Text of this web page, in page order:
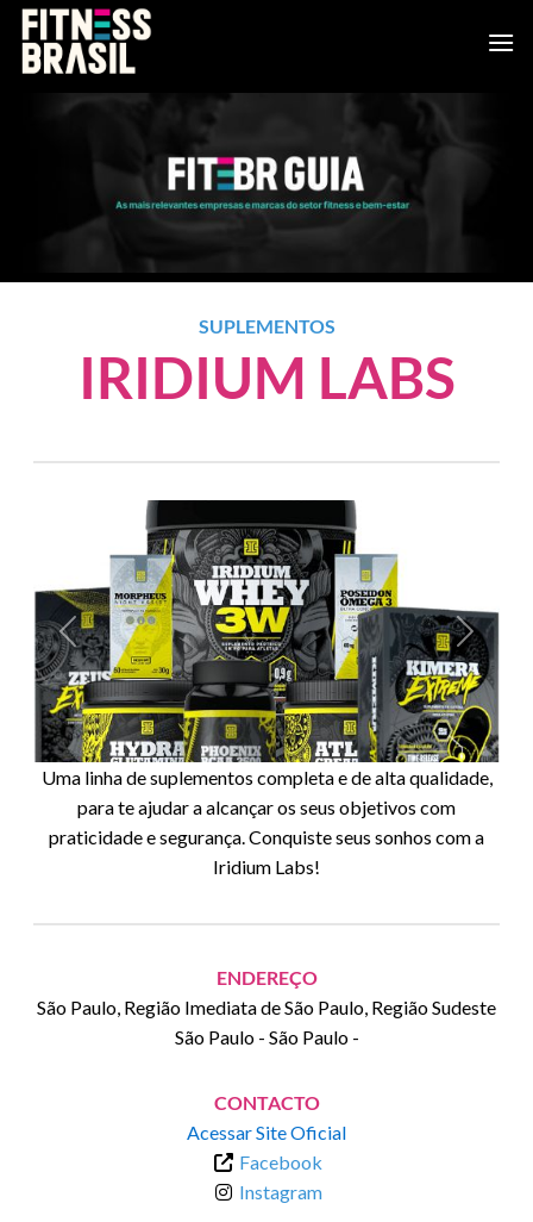
Saltar
contenido
SUPLEMENTOS
IRIDIUM LABS
Anterior
Uma linha de suplementos completa e de alta qualidade,
para te ajudar a alcançar os seus objetivos com
praticidade e segurança. Conquiste seus sonhos com a
Iridium Labs!
ENDEREÇO
São Paulo, Região Imediata de São Paulo, Região Sudeste
São Paulo- São Paulo-
CONTACTO
Acessar Site Oficial
Facebook
Instagram